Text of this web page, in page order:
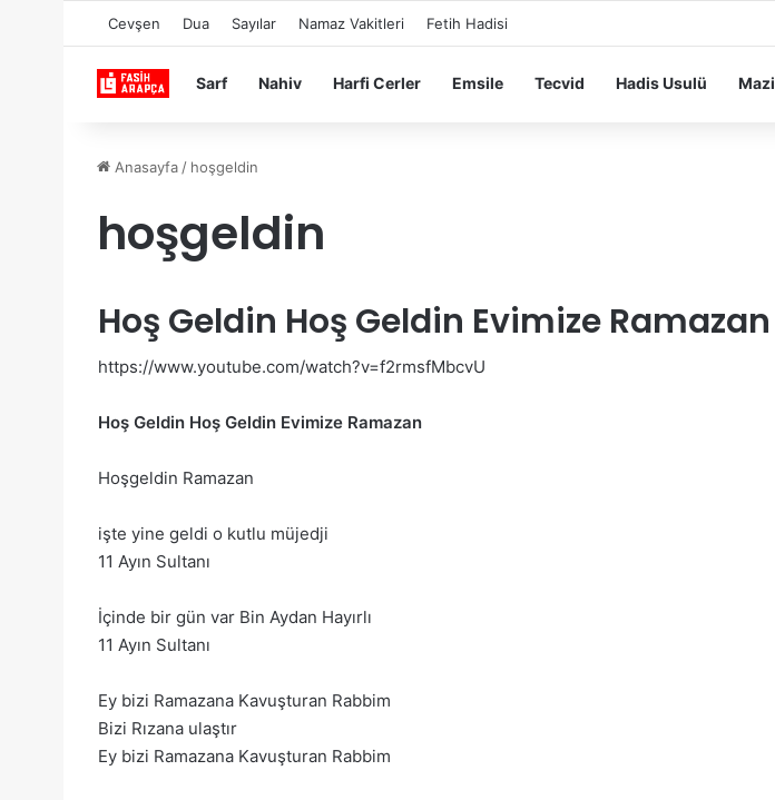
Cevşen Dua Sayılar Namaz Vakitleri Fetih Hadisi
Sarf Nahiv Harfi Cerler Emsile Tecvid Hadis Usulü Mazi
Anasayfa / hoşgeldin
hoşgeldin
Hoş Geldin Hoş Geldin Evimize Ramazan
https://www.youtube.com/watch?v=f2rmsfMbcvU
Hoş Geldin Hoş Geldin Evimize Ramazan
Hoşgeldin Ramazan
işte yine geldi o kutlu müjedji
11 Ayın Sultanı
İçinde bir gün var Bin Aydan Hayırlı
11 Ayın Sultanı
Ey bizi Ramazana Kavuşturan Rabbim
Bizi Rızana ulaştır
Ey bizi Ramazana Kavuşturan Rabbim